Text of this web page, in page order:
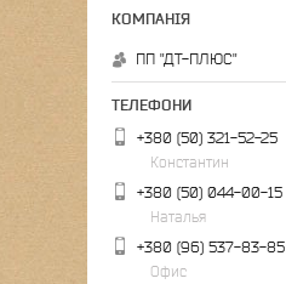
ПП "ДТ-ПЛЮС"
+380 (50) 321-52-25
Константин
+380 (50) 044-00-15
Наталья
+380 (96) 537-83-85
Офис